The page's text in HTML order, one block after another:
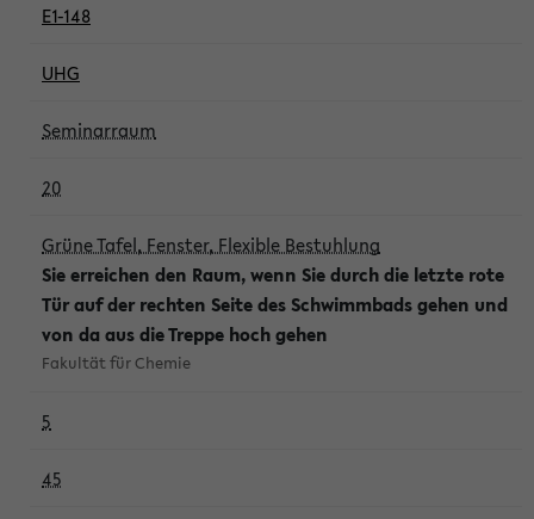
E1-148
UHG
Seminarraum
20
Grüne Tafel, Fenster, Flexible Bestuhlung
Sie erreichen den Raum, wenn Sie durch die letzte rote
Tür auf der rechten Seite des Schwimmbads gehen und
von da aus die Treppe hoch gehen
Fakultät für Chemie
5
45